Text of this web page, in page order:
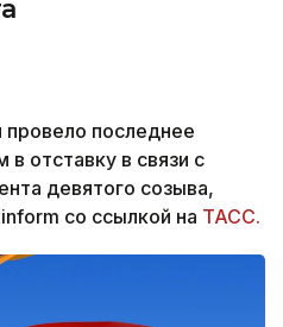
последнее
отставку в связи с
девятого созыва,
со ссылкой на ТАСС.